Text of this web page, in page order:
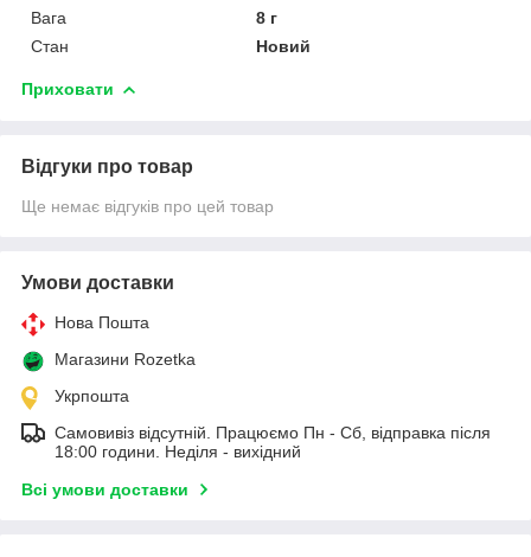
Вага
8 г
Стан
Новий
Приховати
Відгуки про товар
Ще немає відгуків про цей товар
Умови доставки
Нова Пошта
Магазини Rozetka
Укрпошта
Самовивіз відсутній. Працюємо Пн - Сб, відправка після
18:00 години. Неділя - вихідний
Всі умови доставки